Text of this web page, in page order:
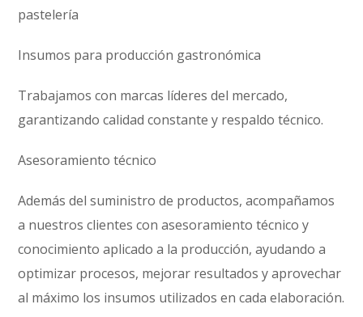
pastelería
Insumos para producción gastronómica
Trabajamos con marcas líderes del mercado,
garantizando calidad constante y respaldo técnico.
Asesoramiento técnico
Además del suministro de productos, acompañamos
a nuestros clientes con asesoramiento técnico y
conocimiento aplicado a la producción, ayudando a
optimizar procesos, mejorar resultados y aprovechar
al máximo los insumos utilizados en cada elaboración.